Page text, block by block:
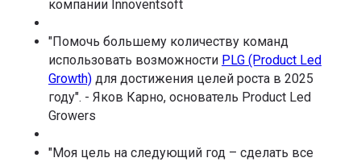
компании Innoventsoft
"Помочь большему количеству команд
использовать возможности PLG (Product Led
Growth) для достижения целей роста в 2025
году". - Яков Карно, основатель Product Led
Growers
"Моя цель на следующий год – сделать все